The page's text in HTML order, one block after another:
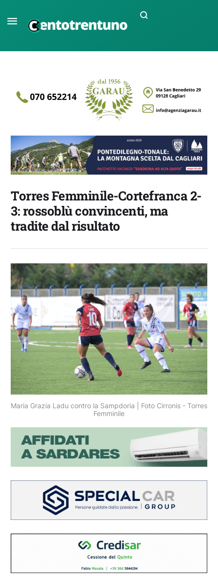
Torres Femminile-Cortefranca 2-
3: rossoblù convincenti, ma
tradite dal risultato
Maria Grazia Ladu contro la Sampdoria | Foto Cirronis - Torres
Femminile